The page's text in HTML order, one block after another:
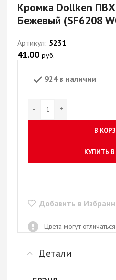
Кромка Dollken
Бежевый (SF6208
Артикул: 5231
41.00 руб.
924 в наличии
В
КУПИТЬ
Добавить в
Цвета могут
Детали